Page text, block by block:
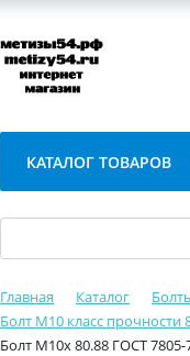
КАТАЛОГ ТОВАРОВ
Главная Каталог
Болт М10 класс прочности
Болт М10х 80.88 ГОСТ